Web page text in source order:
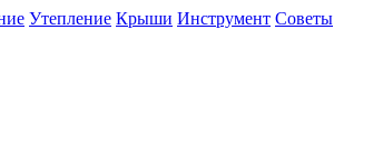
Утепление Крыши Инструмент Советы